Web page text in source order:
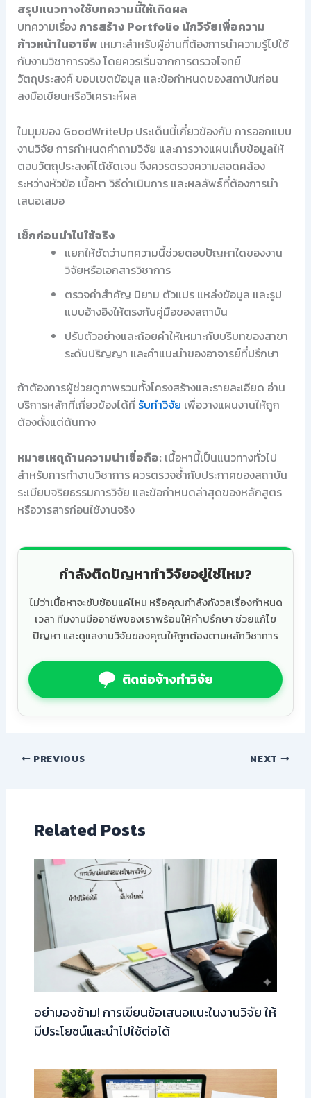
สรุปแนวทางใช้บทความนี้ให้เกิดผล
บทความเรื่อง การสร้าง Portfolio นักวิจัยเพื่อความ
ก้าวหน้าในอาชีพเหมาะสำหรับผู้อ่านที่ต้องการนำความรู้ไปใช้
กับงานวิชาการจริง โดยควรเริ่มจากการตรวจโจทย์
วัตถุประสงค์ ขอบเขตข้อมูล และข้อกำหนดของสถาบันก่อน
ลงมือเขียนหรือวิเคราะห์ผล
ในมุมของ GoodWriteUp ประเด็นนี้เกี่ยวข้องกับ การออกแบบ
งานวิจัย การกำหนดคำถามวิจัย และการวางแผนเก็บข้อมูลให้
ตอบวัตถุประสงค์ได้ชัดเจน จึงควรตรวจความสอดคล้อง
ระหว่างหัวข้อ เนื้อหา วิธีดำเนินการ และผลลัพธ์ที่ต้องการนำ
เสนอเสมอ
เช็กก่อนนำไปใช้จริง
แยกให้ชัดว่าบทความนี้ช่วยตอบปัญหาใดของงาน
วิจัยหรือเอกสารวิชาการ
ตรวจคำสำคัญ นิยาม ตัวแปร แหล่งข้อมูล และรูป
แบบอ้างอิงให้ตรงกับคู่มือของสถาบัน
ปรับตัวอย่างและถ้อยคำให้เหมาะกับบริบทของสาขา
ระดับปริญญา และคำแนะนำของอาจารย์ที่ปรึกษา
ถ้าต้องการผู้ช่วยดูภาพรวมทั้งโครงสร้างและรายละเอียด อ่าน
บริการหลักที่เกี่ยวข้องได้ที่ รับทำวิจัย เพื่อวางแผนงานให้ถูก
ต้องตั้งแต่ต้นทาง
หมายเหตุด้านความน่าเชื่อถือ: เนื้อหานี้เป็นแนวทางทั่วไป
สำหรับการทำงานวิชาการ ควรตรวจซ้ำกับประกาศของสถาบัน
ระเบียบจริยธรรมการวิจัย และข้อกำหนดล่าสุดของหลักสูตร
หรือวารสารก่อนใช้งานจริง
กำลังติดปัญหาทำวิจัยอยู่ใช่ไหม?
ไม่ว่าเนื้อหาจะซับซ้อนแค่ไหน หรือคุณกำลังกังวลเรื่องกำหนด
เวลา ทีมงานมืออาชีพของเราพร้อมให้คำปรึกษา ช่วยแก้ไข
ปัญหา และดูแลงานวิจัยของคุณให้ถูกต้องตามหลักวิชาการ
ติดต่อจ้างทำวิจัย
PREVIOUS NEXT
Related Posts
อย่ามองข้าม! การเขียนข้อเสนอแนะในงานวิจัย ให้
มีประโยชน์และนำไปใช้ต่อได้